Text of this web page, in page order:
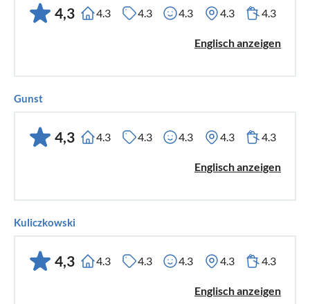
4,3 4.3 4.3 4.3 4.3 4.3
Englisch anzeigen
Gunst
4,3 4.3 4.3 4.3 4.3 4.3
Englisch anzeigen
Kuliczkowski
4,3 4.3 4.3 4.3 4.3 4.3
Englisch anzeigen